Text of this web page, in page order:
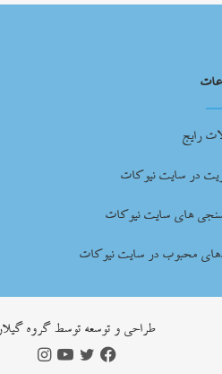
رایج
در سایت نیوکات
های سایت نیوکات
محبوب در سایت نیوکات
طراحي و توسعه توسط گروه گيلار
فیس توییتریوتیوباینستاگرام